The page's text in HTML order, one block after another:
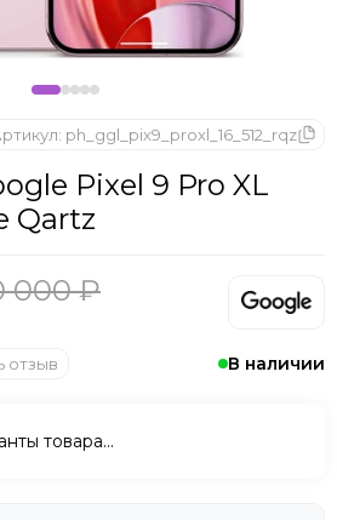
В наличии
Pixel 9 Pro XL
Qartz
ph_ggl_pix9_proxl_16_512_rqz
отзыв
000 ₽
товара…